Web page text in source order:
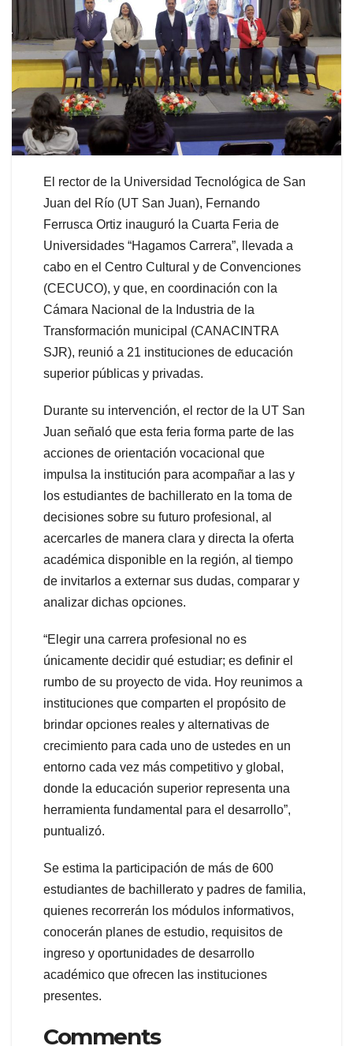
El rector de la Universidad Tecnológica de San
Juan del Río (UT San Juan), Fernando
Ferrusca Ortiz inauguró la Cuarta Feria de
Universidades “Hagamos Carrera”, llevada a
cabo en el Centro Cultural y de Convenciones
(CECUCO), y que, en coordinación con la
Cámara Nacional de la Industria de la
Transformación municipal (CANACINTRA
SJR), reunió a 21 instituciones de educación
superior públicas y privadas.
Durante su intervención, el rector de la UT San
Juan señaló que esta feria forma parte de las
acciones de orientación vocacional que
impulsa la institución para acompañar a las y
los estudiantes de bachillerato en la toma de
decisiones sobre su futuro profesional, al
acercarles de manera clara y directa la oferta
académica disponible en la región, al tiempo
de invitarlos a externar sus dudas, comparar y
analizar dichas opciones.
“Elegir una carrera profesional no es
únicamente decidir qué estudiar; es definir el
rumbo de su proyecto de vida. Hoy reunimos a
instituciones que comparten el propósito de
brindar opciones reales y alternativas de
crecimiento para cada uno de ustedes en un
entorno cada vez más competitivo y global,
donde la educación superior representa una
herramienta fundamental para el desarrollo”,
puntualizó.
Se estima la participación de más de 600
estudiantes de bachillerato y padres de familia,
quienes recorrerán los módulos informativos,
conocerán planes de estudio, requisitos de
ingreso y oportunidades de desarrollo
académico que ofrecen las instituciones
presentes.
Comments